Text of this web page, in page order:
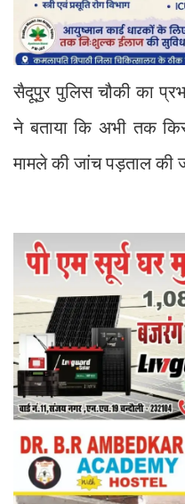
सैदूपुर पुलिस चौकी का
ने बताया कि अभी तक
मामले की जांच पड़ताल की